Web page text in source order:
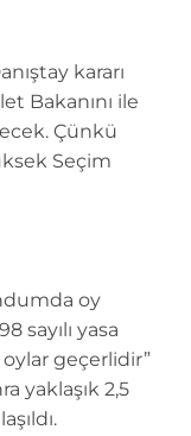
kararı
Bakanını ile
Çünkü
Seçim
oy
sayılı yasa
geçerlidir”
yaklaşık 2,5